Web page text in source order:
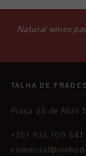
Natural wines
TALHA DE FRADES
Praça 25 de Abril
+351 935 109 541